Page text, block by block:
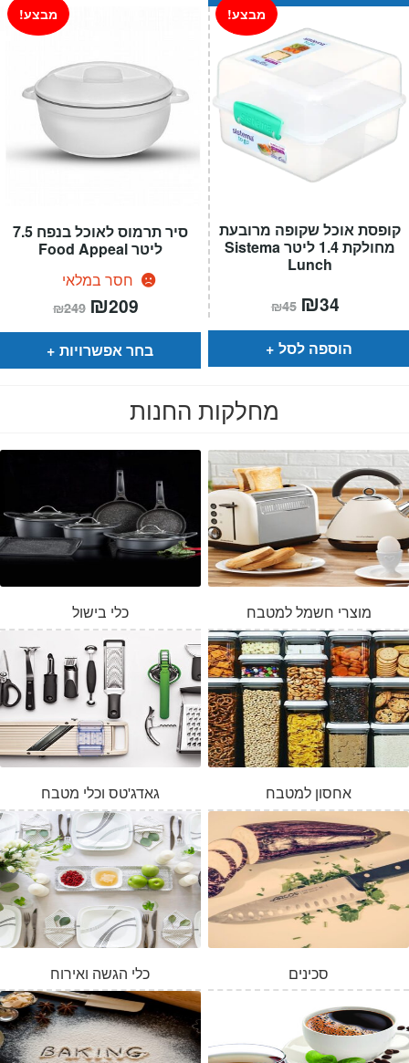
סיר תרמוס לאוכל בנפח 7.5
ליטר Food Appeal
חסר במלאי
מבצע!
₪249 המחיר
המקורי
היה:
₪249.
₪209
הוא:
בחר אפשרויות
קופסת אוכל שקופה מרובעת
מחולקת 1.4 ליטר Sistema
Lunch
מבצע!
₪45 המחיר
המקורי
היה:
₪45.
₪34
הוא:
הוספה לסל
מחלקות החנות
כלי בישול מוצרי חשמל למטבח
גאדג'טס וכלי מטבח אחסון למטבח
כלי הגשה ואירוח סכינים